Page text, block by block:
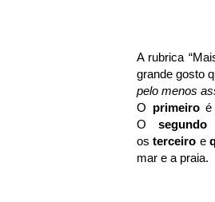
A rubrica
grande gosto
pelo menos
O
primeiro é
O
segundo
os terceiro e
mar e a praia.